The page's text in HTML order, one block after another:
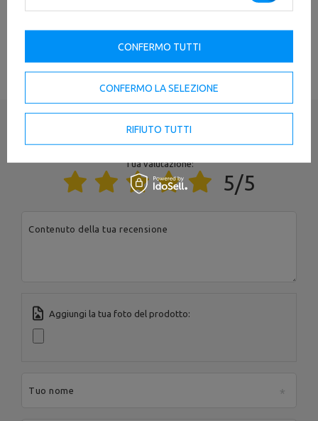
Ente responsabile
MARBO Ulikowski
Spółka Komandytowa
MARBO Ulikowski
Spółka Komandytowa
Indirizzo:Boczna 41
Indirizzo e-mail:
serwis@marbosport.eu
Indirizzo:
Codice postale:27-
200
serwis@marbosport.eu
VEDI TUTTI I PARAMETRI
Scrivi la tua recensione
Tua valutazione:
5/5
Contenuto della tua recensione
Aggiungi la tua foto del prodotto:
Tuo nome
CONFERMO LA SELEZIONE
RIFIUTO TUTTI
CONFERMO TUTTI